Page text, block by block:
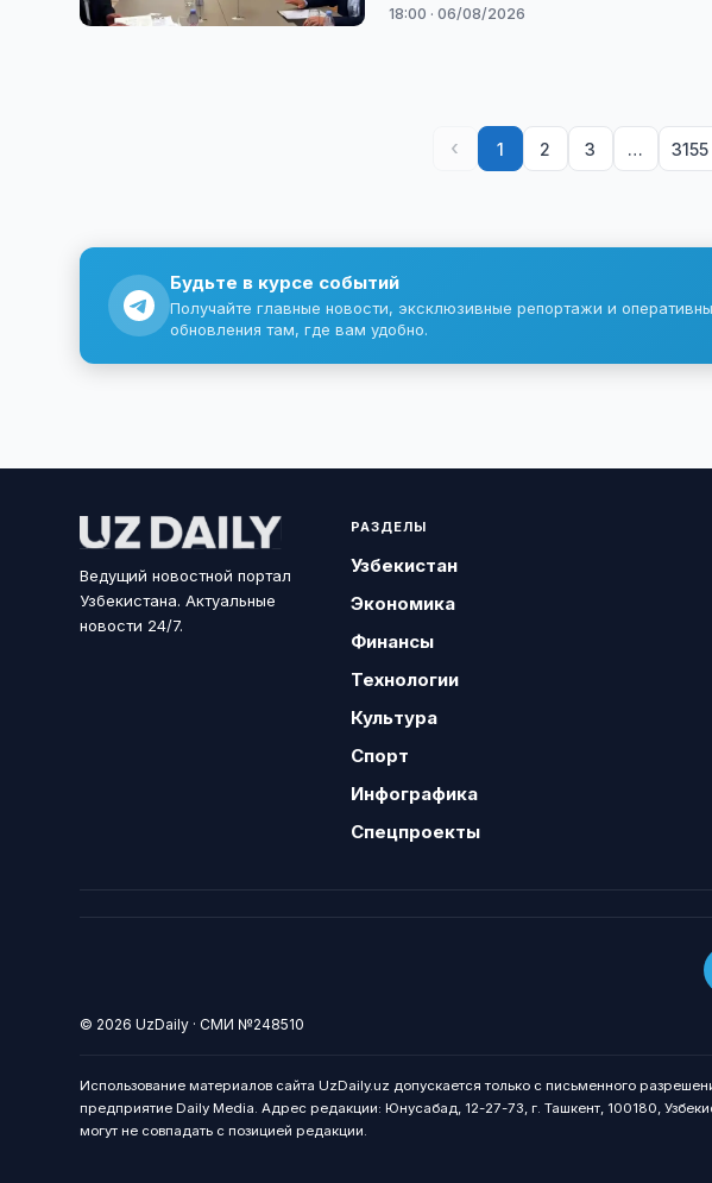
18:00 · 06/08/2026
‹ 1 2 3 … 3155
Будьте в курсе событий
Получайте главные новости, эксклюзивные репортажи и
обновления там, где вам удобно.
Ведущий новостной портал
Узбекистана. Актуальные
новости 24/7.
РАЗДЕЛЫ
Узбекистан
Экономика
Финансы
Технологии
Культура
Спорт
Инфографика
Спецпроекты
© 2026 UzDaily · СМИ №248510
Использование материалов сайта UzDaily.uz допускается только с письменного
предприятие Daily Media. Адрес редакции: Юнусабад, 12-27-73, г. Ташкент, 100180,
могут не совпадать с позицией редакции.